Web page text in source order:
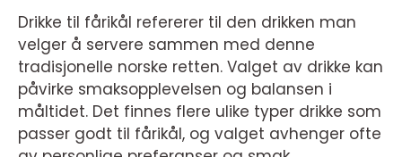
Drikke til fårikål refererer til den drikken man
velger å servere sammen med denne
tradisjonelle norske retten. Valget av drikke kan
påvirke smaksopplevelsen og balansen i
måltidet. Det finnes flere ulike typer drikke som
passer godt til fårikål, og valget avhenger ofte